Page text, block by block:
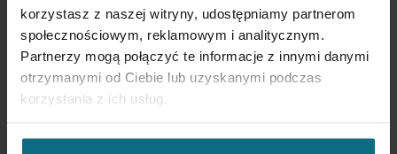
korzystasz z naszej witryny, udostępniamy partnerom
społecznościowym, reklamowym i analitycznym.
Partnerzy mogą połączyć te informacje z innymi danymi
otrzymanymi od Ciebie lub uzyskanymi podczas
korzystania z ich usług.
"Big splash" "Self-portrait"